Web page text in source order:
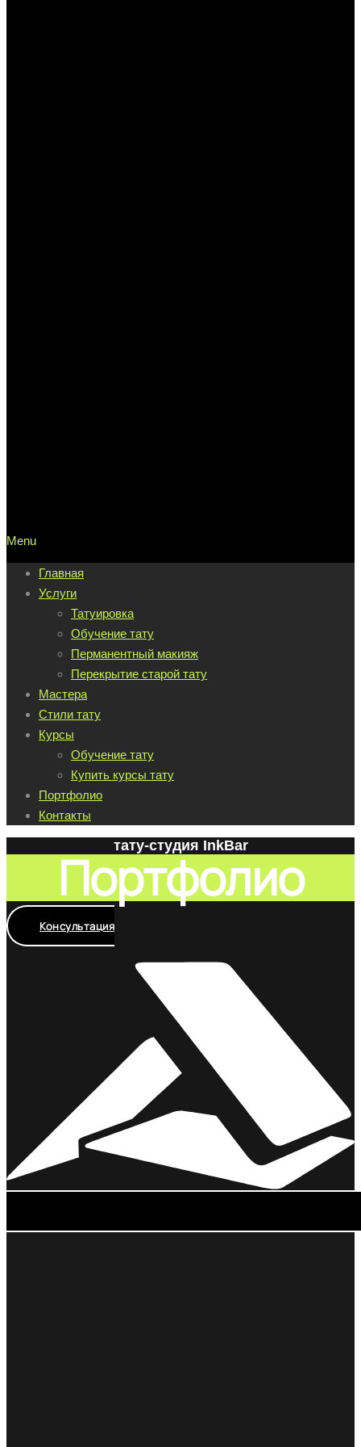
Menu
Главная
Услуги
Татуировка
Обучение тату
Перманентный макияж
Перекрытие старой тату
Мастера
Стили тату
Курсы
Обучение тату
Купить курсы тату
Портфолио
Контакты
тату-студия InkBar
Портфолио
Консультация